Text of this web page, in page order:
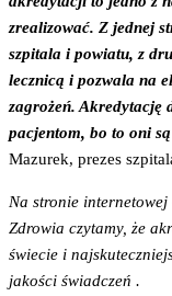
zrealizować. Z jednej
szpitala i powiatu, z
lecznicą i pozwala na
zagrożeń. Akredytację
pacjentom, bo to oni
Mazurek, prezes
Na stronie
Zdrowia czytamy, że
świecie i
jakości świadczeń .